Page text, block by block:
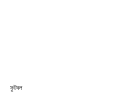
ফুটবল